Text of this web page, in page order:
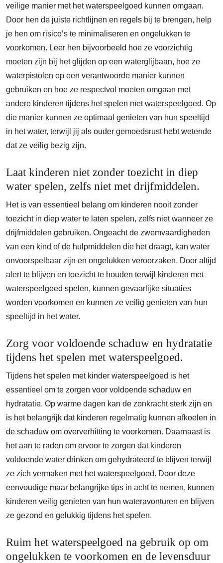
veilige manier met het waterspeelgoed kunnen omgaan.
Door hen de juiste richtlijnen en regels bij te brengen, help
je hen om risico’s te minimaliseren en ongelukken te
voorkomen. Leer hen bijvoorbeeld hoe ze voorzichtig
moeten zijn bij het glijden op een waterglijbaan, hoe ze
waterpistolen op een verantwoorde manier kunnen
gebruiken en hoe ze respectvol moeten omgaan met
andere kinderen tijdens het spelen met waterspeelgoed. Op
die manier kunnen ze optimaal genieten van hun speeltijd
in het water, terwijl jij als ouder gemoedsrust hebt wetende
dat ze veilig bezig zijn.
Laat kinderen niet zonder toezicht in diep
water spelen, zelfs niet met drijfmiddelen.
Het is van essentieel belang om kinderen nooit zonder
toezicht in diep water te laten spelen, zelfs niet wanneer ze
drijfmiddelen gebruiken. Ongeacht de zwemvaardigheden
van een kind of de hulpmiddelen die het draagt, kan water
onvoorspelbaar zijn en ongelukken veroorzaken. Door altijd
alert te blijven en toezicht te houden terwijl kinderen met
waterspeelgoed spelen, kunnen gevaarlijke situaties
worden voorkomen en kunnen ze veilig genieten van hun
speeltijd in het water.
Zorg voor voldoende schaduw en hydratatie
tijdens het spelen met waterspeelgoed.
Tijdens het spelen met kinder waterspeelgoed is het
essentieel om te zorgen voor voldoende schaduw en
hydratatie. Op warme dagen kan de zonkracht sterk zijn en
is het belangrijk dat kinderen regelmatig kunnen afkoelen in
de schaduw om oververhitting te voorkomen. Daarnaast is
het aan te raden om ervoor te zorgen dat kinderen
voldoende water drinken om gehydrateerd te blijven terwijl
ze zich vermaken met het waterspeelgoed. Door deze
eenvoudige maar belangrijke tips in acht te nemen, kunnen
kinderen veilig genieten van hun wateravonturen en blijven
ze gezond en gelukkig tijdens het spelen.
Ruim het waterspeelgoed na gebruik op om
ongelukken te voorkomen en de levensduur